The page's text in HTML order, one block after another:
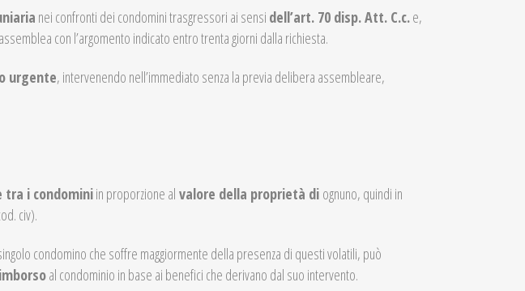
nei confronti dei condomini trasgressori ai sensi dell’art. 70 disp. Att. C.c.e,
con l’argomento indicato entro trenta giorni dalla richiesta.
urgente, intervenendo nell’immediato senza la previa delibera assembleare,
tra i condominiin proporzione al valore della proprietà di ognuno, quindi in
civ).
condomino che soffre maggiormente della presenza di questi volatili, può
al condominio in base ai benefici che derivano dal suo intervento.